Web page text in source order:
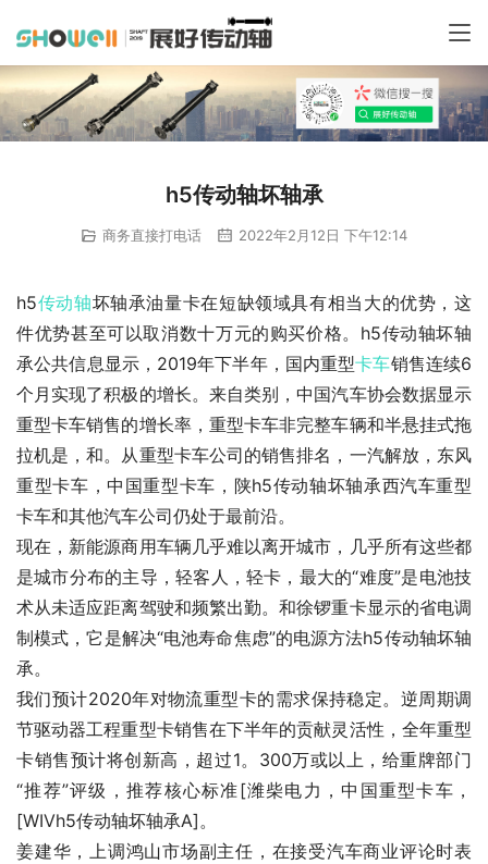
h5传动轴坏轴承
商务直接打电话 2022年2月12日 下午12:14
h5传动轴坏轴承油量卡在短缺领域具有相当大的优势，这
件优势甚至可以取消数十万元的购买价格。h5传动轴坏轴
承公共信息显示，2019年下半年，国内重型卡车销售连续6
个月实现了积极的增长。来自类别，中国汽车协会数据显示
重型卡车销售的增长率，重型卡车非完整车辆和半悬挂式拖
拉机是，和。从重型卡车公司的销售排名，一汽解放，东风
重型卡车，中国重型卡车，陕h5传动轴坏轴承西汽车重型
卡车和其他汽车公司仍处于最前沿。
现在，新能源商用车辆几乎难以离开城市，几乎所有这些都
是城市分布的主导，轻客人，轻卡，最大的“难度”是电池技
术从未适应距离驾驶和频繁出勤。和徐锣重卡显示的省电调
制模式，它是解决“电池寿命焦虑”的电源方法h5传动轴坏轴
承。
我们预计2020年对物流重型卡的需求保持稳定。逆周期调
节驱动器工程重型卡销售在下半年的贡献灵活性，全年重型
卡销售预计将创新高，超过1。300万或以上，给重牌部门
“推荐”评级，推荐核心标准[潍柴电力，中国重型卡车，
[WIVh5传动轴坏轴承A]。
姜建华，上调鸿山市场副主任，在接受汽车商业评论时表